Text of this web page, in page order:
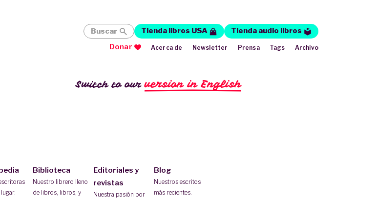
Switch to ourversion in English
Biblioteca
Nuestro librero lleno
de libros, libros, y
Editoriales y
revistas
Nuestra pasión por
Blog
Nuestros escritos
más recientes.
Buscar Tienda libros USA
Tienda audio libros
Donar
Acerca de Newsletter Prensa Tags Archivo